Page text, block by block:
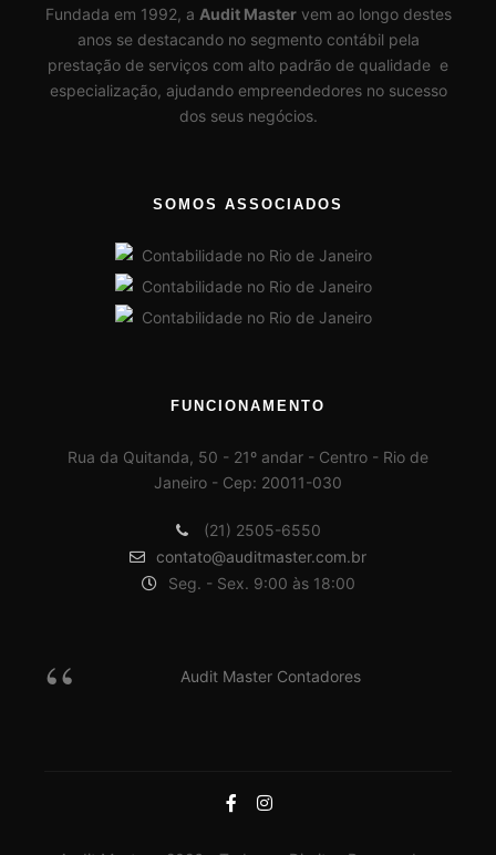
Fundada em 1992, a Audit Mastervem ao longo destes
anos se destacando no segmento contábil pela
prestação de serviços com alto padrão de qualidade e
especialização, ajudando empreendedores no sucesso
dos seus negócios.
SOMOS ASSOCIADOS
FUNCIONAMENTO
Rua da Quitanda, 50 - 21º andar - Centro - Rio de
Janeiro - Cep: 20011-030
(21) 2505-6550
contato@auditmaster.com.br
Seg. - Sex. 9:00 às 18:00
Audit Master Contadores